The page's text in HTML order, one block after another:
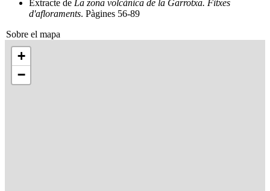
Extracte de La zona volcànica de la Garrotxa. Fitxes
d'afloraments. Pàgines 56-89
Sobre el mapa
+
−